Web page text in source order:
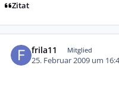
Zitat
frila11 Mitglied
25. Februar 2009 um